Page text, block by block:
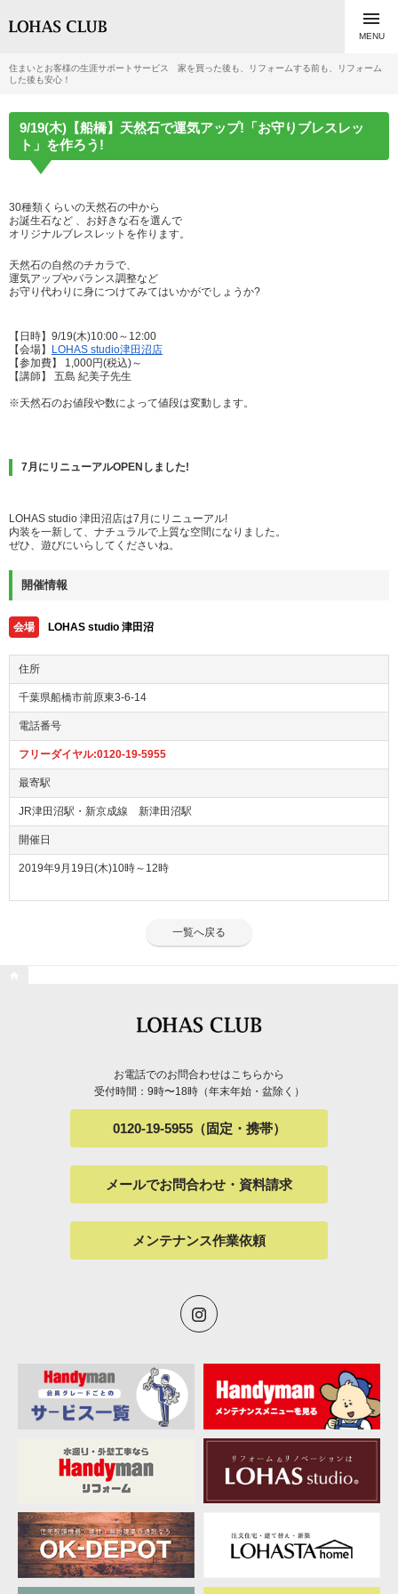

MENU
住まいとお客様の生涯サポートサービス 家を買った後も、リフォームする前も、リフォーム
した後も安心！
9/19(木)【船橋】天然石で運気アップ!「お守りブレスレッ
ト」を作ろう!
30種類くらいの天然石の中から
お誕生石など 、お好きな石を選んで
オリジナルブレスレットを作ります。
天然石の自然のチカラで、
運気アップやバランス調整など
お守り代わりに身につけてみてはいかがでしょうか?
【日時】9/19(木)10:00～12:00
【会場】
LOHAS studio津田沼店
【参加費】 1,000円(税込)～
【講師】 五島 紀美子先生
※天然石のお値段や数によって値段は変動します。
7月にリニューアルOPENしました!
LOHAS studio 津田沼店は7月にリニューアル!
内装を一新して、ナチュラルで上質な空間になりました。
ぜひ、遊びにいらしてくださいね。
開催情報
会場 LOHAS studio 津田沼
住所
千葉県船橋市前原東3-6-14
電話番号
フリーダイヤル:0120-19-5955
最寄駅
JR津田沼駅・新京成線 新津田沼駅
開催日
2019年9月19日(木)10時～12時
一覧へ戻る
お電話でのお問合わせはこちらから
受付時間：9時〜18時（年末年始・盆除く）
0120-19-5955（固定・携帯）
メールでお問合わせ・資料請求
メンテナンス作業依頼